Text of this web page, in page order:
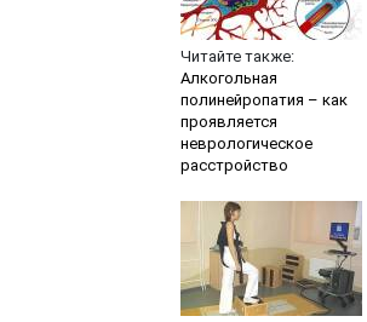
Читайте также:
Алкогольная
полинейропатия – как
проявляется
неврологическое
расстройство